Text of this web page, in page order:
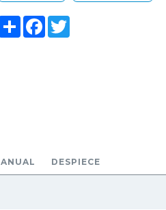
ShareFacebookTwitter
DESPIECE